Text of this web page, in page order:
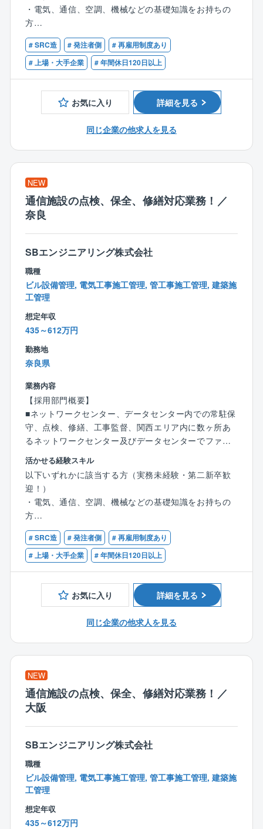
・一般社員（メンバー）期間：
勤務地は「関東エリアブロック（東京都、神奈川
県、千葉県、埼玉県、栃木県、群馬県、茨城県、新潟
県、長野県、山梨県など）」
・将来的なキャリアアップ時：
将来的に管理職（ライン長など）へと登用された際に
は組織全体をマネジメントする役割を担うため「全国
型社員」へ移行し関東エリア外の拠点へ転居を伴う異
動が発生する可能性があります。
社会発展を自らのスキルで支える仕事です。
スキル・経験の浅い方へは、上記業務に携って頂きな
がら成長を支援します。
計画的な休日出勤。平日に振休取得。
保守、運用、修繕に当たります。
【具体的な業務】
・ネットワーク設備の導入工事、点検、保全、修繕対
応
・ファシリティ設備の導入工事、点検、保全、修繕対
・日次・月次・年次点検、試運転業務
・定期点検で発見した故障修繕、中長期修繕計画での
・工事における予算、工程、手順、安全計画の立案、
現場管理
【働き方】
「シフトあり＝不規則で過酷」というイメージはあり
ません。
勤務のベースは、原則【月〜金曜の通常日勤（9:00〜1
7:45）】となります。
カレンダー通りの規則正しい生活を基本としながら
日々の安定運用を守るために以下の対応が一部発生し
ます。
＜勤務体制＞
・基本勤務：「月〜金曜の日勤帯（9:00〜17:45）」
えていただいてからのアサインです。
宿直手当が別途支給されます。宿直時の夜間対応は緊
急時に限られ、頻繁に発生するものではありません）
・夜間・休日のシフト勤務： 多い月でも月1〜2回程度
です（発生しない月もあります）。
対応が発生した場合は、原則として平日に振替休日を
しっかりと取得できる環境が整っています。
＜勤務地（転勤範囲）に関する補足＞
本ポジションは「エリアコース社員（関西エリアブロ
ック）」としての採用となります。
・一般社員（メンバー）期間：
勤務地は「関西エリアブロック（大阪府、兵庫県、
京都府、奈良県、滋賀県、和歌山県など）」
・将来的なキャリアアップ時：
将来的に管理職（ライン長など）へと登用された際に
は組織全体をマネジメントする役割を担うため「全国
型社員」へ移行し関西エリア外の拠点へ転居を伴う異
動が発生する可能性があります。
スキル・経験の浅い方へは、上記業務に携って頂きな
がら成長を支援します。
・電気、通信、空調、機械などの基礎知識をお持ちの
方
・何らかの現場作業、施工、保守、メンテナンス、製
造、整備などの実務経験をお持ちの方
（例：電気工事会社等での施工・保守、ビルメンテナ
ンス、工場の設備保全）
# SRC造 # 発注者側
# 再雇用制度あり
# 上場・大手企業
# 年間休日120日以上
お気に入り 詳細を見る
同じ企業の他求人を見る
NEW
通信施設の点検、保全、修繕対応業務！／
奈良
SBエンジニアリング株式会社
職種
ビル設備管理, 電気工事施工管理, 管工事施工管理, 建築施
工管理
想定年収
435～612万円
勤務地
奈良県
業務内容
【採用部門概要】
■ネットワークセンター、データセンター内での常駐保
守、点検、修繕、工事監督、関西エリア内に数ヶ所あ
るネットワークセンター及びデータセンターでファシ
リティ設備(自家発設備、受変電設備、空調設備、消防
設備、給排水設備、衛生設備、躯体)の工事・保守・運
用・修繕業務を担っています。
各ジャンルのエキスパートで1チームとなって各工事、
保守、運用、修繕に当たります。
【具体的な業務】
・ネットワーク設備の導入工事、点検、保全、修繕対
応
・ファシリティ設備の導入工事、点検、保全、修繕対
・日次・月次・年次点検、試運転業務
・定期点検で発見した故障修繕、中長期修繕計画での
・工事における予算、工程、手順、安全計画の立案、
現場管理
【働き方】
「シフトあり＝不規則で過酷」というイメージはあり
ません。
勤務のベースは、原則【月〜金曜の通常日勤（9:00〜1
7:45）】となります。
カレンダー通りの規則正しい生活を基本としながら
日々の安定運用を守るために以下の対応が一部発生し
ます。
＜勤務体制＞
・基本勤務：「月〜金曜の日勤帯（9:00〜17:45）」
活かせる経験スキル
以下いずれかに該当する方（実務未経験・第二新卒歓
迎！）
・電気、通信、空調、機械などの基礎知識をお持ちの
方
・何らかの現場作業、施工、保守、メンテナンス、製
造、整備などの実務経験をお持ちの方
（例：電気工事会社等での施工・保守、ビルメンテナ
ンス、工場の設備保全）
# SRC造 # 発注者側
# 再雇用制度あり
# 上場・大手企業
# 年間休日120日以上
お気に入り 詳細を見る
同じ企業の他求人を見る
NEW
通信施設の点検、保全、修繕対応業務！／
大阪
SBエンジニアリング株式会社
職種
ビル設備管理, 電気工事施工管理, 管工事施工管理, 建築施
工管理
想定年収
435～612万円